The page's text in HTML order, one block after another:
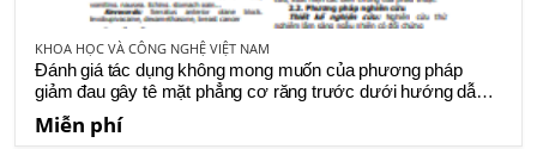
KHOA HỌC VÀ CÔNG NGHỆ VIỆT NAM
Đánh giá tác dụng không mong muốn của phương pháp
giảm đau gây tê mặt phẳng cơ răng trước dưới hướng dẫn
siêu âm bằng levobupivacain 0,25% phối hợp 4mg
dexamethasone sau phẫu thuật ung thư vú
Miễn phí